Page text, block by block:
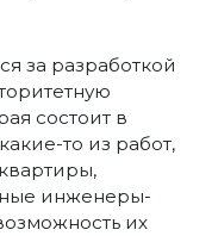
за разработкой
состоит в
то из работ,
инженеры-
их